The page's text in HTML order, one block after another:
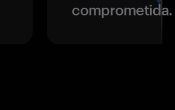
comprometida.